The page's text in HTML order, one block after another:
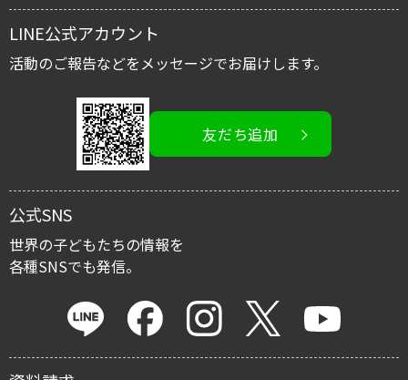
国内子ども支援募金
イベント情報
寄付金控除
マイルストーン・プロジェクト
レポート
スタッフブログ
LINE公式アカウント
活動のご報告などをメッセージでお届けします。
友だち追加
公式SNS
世界の子どもたちの情報を
各種SNSでも発信。